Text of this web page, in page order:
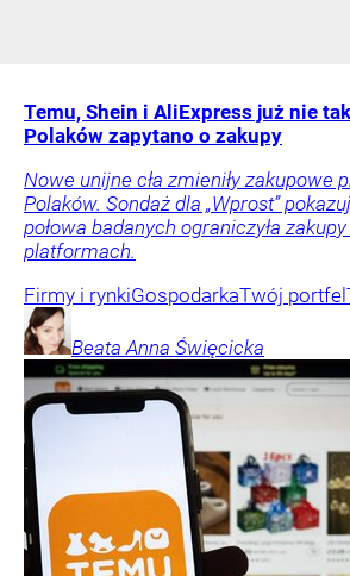
Temu, Shein i AliExpress już nie
Polaków zapytano o zakupy
Nowe unijne cła zmieniły zakupowe
Polaków. Sondaż dla „Wprost”
połowa badanych ograniczyła
platformach.
Firmy i rynkiGospodarkaTwój portfel
Beata Anna Święcicka